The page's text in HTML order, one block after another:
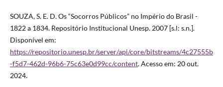
SOUZA, S. E. D. Os “Socorros Públicos” no Império do Brasil -
1822 a 1834. Repositório Institucional Unesp. 2007 [s.l: s.n.].
Disponível em:
https://repositorio.unesp.br/server/api/core/bitstreams/4c27555b
-f5d7-462d-96b6-75c63e0d99cc/content. Acesso em: 20 out.
2024.